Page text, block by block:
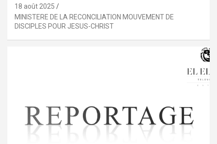
18 août 2025
MINISTERE DE LA RECONCILIATION MOUVEMENT DE
DISCIPLES POUR JESUS-CHRIST